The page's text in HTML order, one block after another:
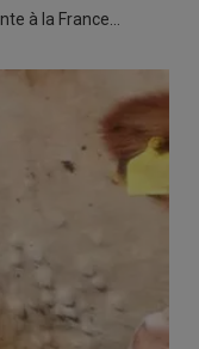
à la France…